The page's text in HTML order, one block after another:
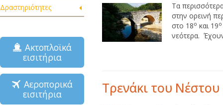
Δραστηριότητες
Ακτοπλοϊκά
εισιτήρια
Αεροπορικά
εισιτήρια
Τα
στην ορεινή
στο 18ο και 19ο
νεότερα.
Τρενάκι του Νέστου